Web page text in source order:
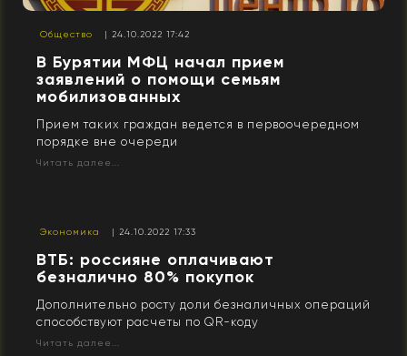
Общество | 24.10.2022 17:42
В Бурятии МФЦ начал прием
заявлений о помощи семьям
мобилизованных
Прием таких граждан ведется в первоочередном
порядке вне очереди
Читать далее...
Экономика | 24.10.2022 17:33
ВТБ: россияне оплачивают
безналично 80% покупок
Дополнительно росту доли безналичных операций
способствуют расчеты по QR-коду
Читать далее...